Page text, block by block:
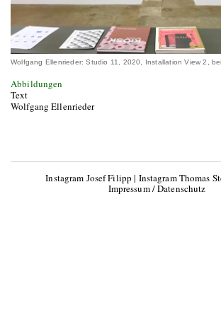
Wolfgang Ellenrieder: Studio 11, 2020, Installation View 2,
Abbildungen
Text
Wolfgang Ellenrieder
Instagram Josef Filipp | Instagram Thomas
Impressum / Datenschutz